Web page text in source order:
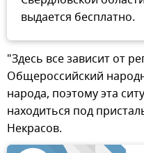
выдается бесплатно.
"Здесь все зависит от
Общероссийский
народа, поэтому эта
находиться под
Некрасов.